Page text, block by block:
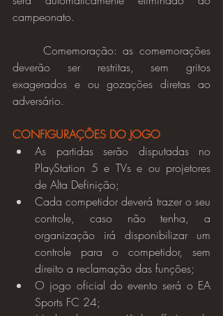
campeonato.
Comemoração: as comemorações
deverão ser restritas, sem gritos
exagerados e ou gozações diretas ao
adversário.
CONFIGURAÇÕES DO JOGO
As partidas serão disputadas no
PlayStation 5 e TVs e ou projetores
de Alta Definição;
Cada competidor deverá trazer o seu
controle, caso não tenha, a
organização irá disponibilizar um
controle para o competidor, sem
direito a reclamação das funções;
O jogo oficial do evento será o EA
Sports FC 24;